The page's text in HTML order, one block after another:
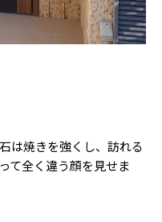
は焼きを強くし、訪れる
て全く違う顔を見せま